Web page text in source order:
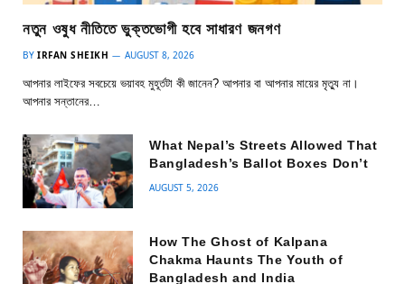
নতুন ওষুধ নীতিতে ভুক্তভোগী হবে সাধারণ জনগণ
BY IRFAN SHEIKH AUGUST 8, 2026
আপনার লাইফের সবচেয়ে ভয়াবহ মুহূর্তটা কী জানেন? আপনার বা আপনার মায়ের মৃত্যু না।
আপনার সন্তানের…
What Nepal’s Streets Allowed That
Bangladesh’s Ballot Boxes Don’t
AUGUST 5, 2026
How The Ghost of Kalpana
Chakma Haunts The Youth of
Bangladesh and India